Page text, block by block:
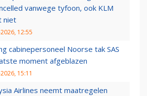
vanwege tyfoon, ook KLM
niet
12:55
cabinepersoneel Noorse tak SAS
moment afgeblazen
15:11
Airlines neemt maatregelen